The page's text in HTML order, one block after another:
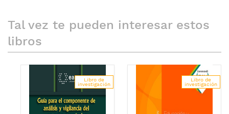
Tal vez te pueden interesar estos
libros
Libro de
investigación
Libro de
investigación